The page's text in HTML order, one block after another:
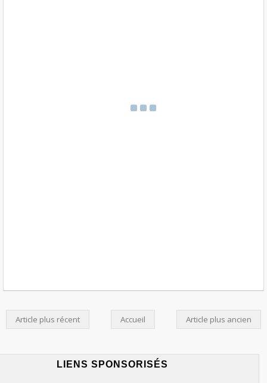
Article plus récent Article plus ancien
Accueil
LIENS SPONSORISÉS